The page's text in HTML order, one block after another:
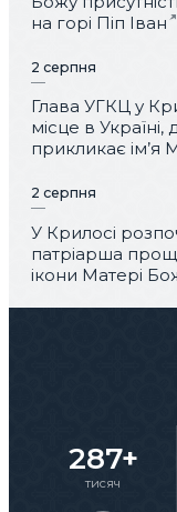
на горі Піп Іван
2 серпня
Глава УГКЦ у
місце в
прикликає ім’я
2 серпня
У Крилосі
патріарша
ікони Матері
287+
тисяч